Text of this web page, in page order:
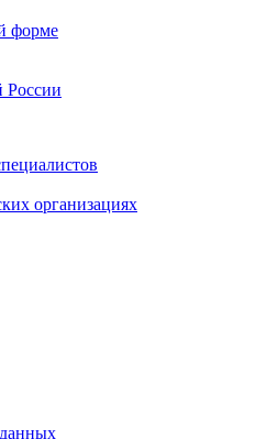
форме
России
организациях